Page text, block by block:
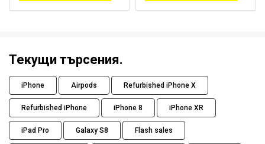
Текущи търсения.
iPhone Airpods Refurbished iPhone X
Refurbished iPhone iPhone 8 iPhone XR
iPad Pro Galaxy S8 Flash sales